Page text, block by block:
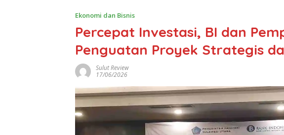
Ekonomi dan Bisnis
Percepat Investasi, BI dan
Penguatan Proyek Strategis
Sulut Review
17/06/2026